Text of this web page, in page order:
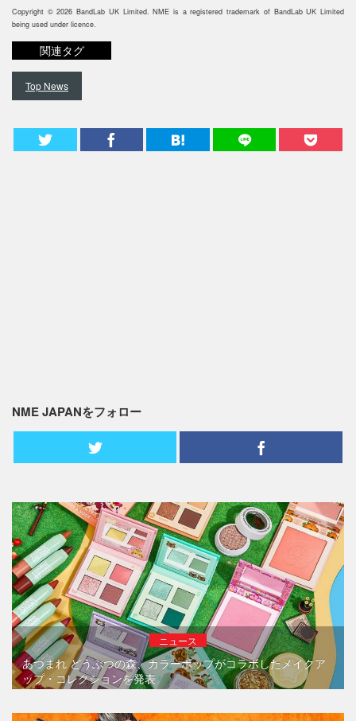
Copyright © 2026 BandLab UK Limited. NME is a registered trademark of BandLab UK Limited
being used under licence.
関連タグ
Top News
NME JAPANをフォロー
ニュース
あつまれ どうぶつの森、カラーポップがコラボしたメイクア
ップ・コレクションを発表